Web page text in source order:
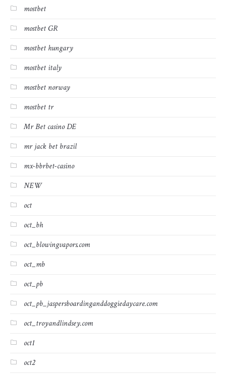
mostbet
mostbet GR
mostbet hungary
mostbet italy
mostbet norway
mostbet tr
Mr Bet casino DE
mr jack bet brazil
mx-bbrbet-casino
NEW
oct
oct_bh
oct_blowingvapors.com
oct_mb
oct_pb
oct_pb_jaspersboardinganddoggiedaycare.com
oct_troyandlindsey.com
oct1
oct2